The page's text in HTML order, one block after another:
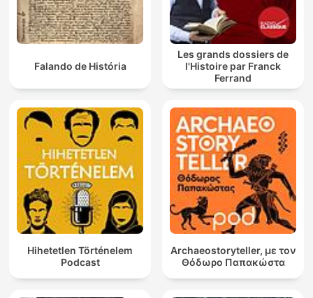
Falando de História
Les grands dossiers de
l'Histoire par Franck
Ferrand
Hihetetlen Történelem
Podcast
Archaeostoryteller, με τον
Θόδωρο Παπακώστα